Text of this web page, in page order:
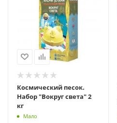
Космический песок.
Набор "Вокруг света" 2
кг
Мало